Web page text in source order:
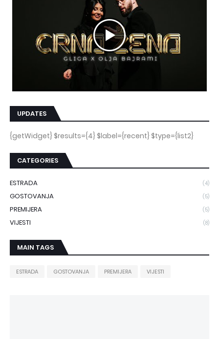
UPDATES
{getWidget} $results={4} $label={recent} $type={list2}
CATEGORIES
ESTRADA (4)
GOSTOVANJA (5)
PREMIJERA (5)
VIJESTI (8)
MAIN TAGS
ESTRADA GOSTOVANJA PREMIJERA VIJESTI